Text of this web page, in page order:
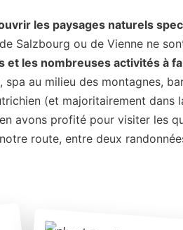
les paysages naturels
Salzbourg ou de Vienne ne
et les nombreuses activités à
au milieu des montagnes,
(et majoritairement dans
avons profité pour visiter les
route, entre deux